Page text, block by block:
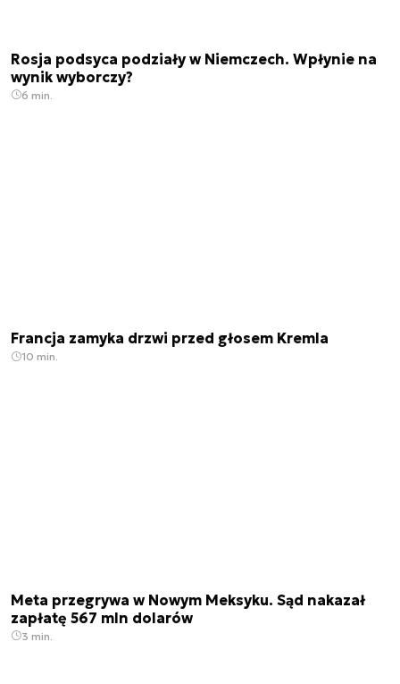
Rosja podsyca podziały w Niemczech. Wpłynie na
wynik wyborczy?
6 min.
Francja zamyka drzwi przed głosem Kremla
10 min.
Meta przegrywa w Nowym Meksyku. Sąd nakazał
zapłatę 567 mln dolarów
3 min.